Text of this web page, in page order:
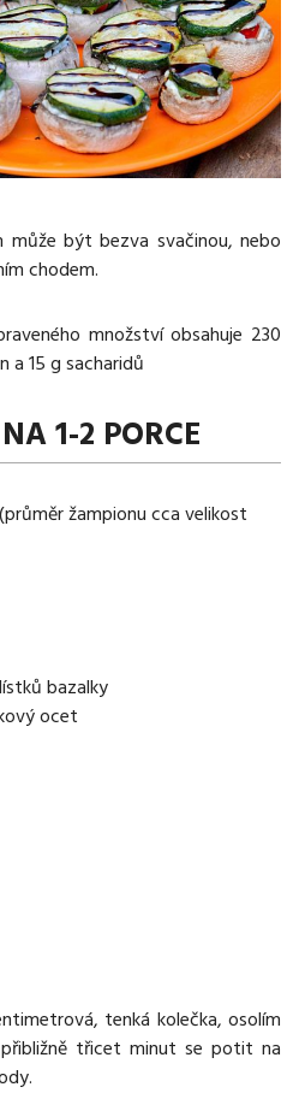
Excentrické posilování
Domácí HYROX
Cvičení do kanceláře
Desetiminutovka
sestavy ze staré Rutiny
Mobilita
Meditace
TRX
Afirmace – cvičení mysli
Polévky
Nápoje
Ostatní recepty
Co je Rutina?
Pro koho je Rutina?
Nejčastější dotazy
může být bezva svačinou, nebo
chodem.
množství obsahuje 230
a 15 g sacharidů
1-2 PORCE
žampionu cca velikost
bazalky
ocet
tenká kolečka, osolím
třicet minut se potit na